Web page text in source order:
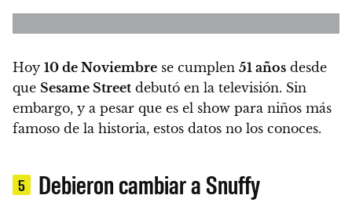
Hoy 10 de Noviembre se cumplen 51 años desde
que Sesame Street debutó en la televisión. Sin
embargo, y a pesar que es el show para niños más
famoso de la historia, estos datos no los conoces.
5 Debieron cambiar a Snuffy